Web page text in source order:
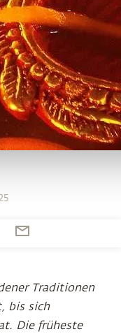
Traditionen
bis sich
Die früheste